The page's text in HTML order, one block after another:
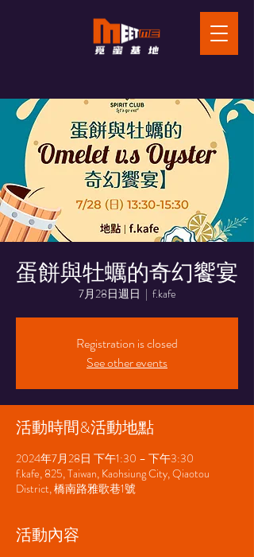
蛋餅與牡蠣的奇幻饗宴
7月28日週日
  |
f.kafe
Registration is closed
See other events
活動時間&活動地點
2024年7月28日 下午1:30 – 下午3:30
f.kafe, 825, Taiwan, Kaohsiung City, Qiaotou
District, 橋南路雅歌巷1號
活動內容